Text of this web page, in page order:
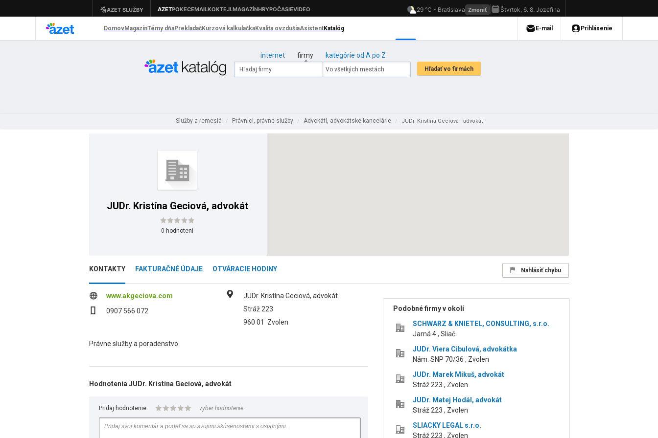
internet firmy kategórie od A po Z
Služby a remeslá / Právnici, právne služby / Advokáti, advokátske kancelárie / JUDr. Kristína Geciová - advokát
JUDr. Kristína Geciová, advokát
0 hodnotení
KONTAKTY FAKTURAČNÉ ÚDAJE OTVÁRACIE HODINY Nahlásiť chybu
www.akgeciova.com
0907 566 072
JUDr. Kristína Geciová, advokát
Stráž 223
960 01
Zvolen
Právne služby a poradenstvo.
Hodnotenia JUDr. Kristína Geciová, advokát
Pridaj hodnotenie: vyber hodnotenie
Podobné firmy v okolí
SCHWARZ & KNIETEL, CONSULTING, s.r.o.
Jarná 4 , Sliač
JUDr. Viera Cibulová, advokátka
Nám. SNP 70/36 , Zvolen
JUDr. Marek Mikuš, advokát
Stráž 223 , Zvolen
JUDr. Matej Hodál, advokát
Stráž 223 , Zvolen
SLIACKY LEGAL s.r.o.
Stráž 223 , Zvolen